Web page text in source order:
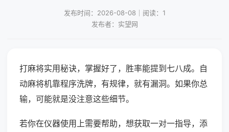
发布时间：2026-08-08｜阅读：1
发布者：实望网
打麻将实用秘诀，掌握好了，胜率能提到七八成。自
动麻将机靠程序洗牌，有规律，就有漏洞。如果你总
输，可能就是没注意这些细节。
若你在仪器使用上需要帮助，想获取一对一指导，添